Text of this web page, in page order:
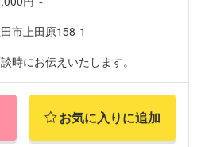
市上田原158-1
時にお伝えいたします。
お気に入りに追加